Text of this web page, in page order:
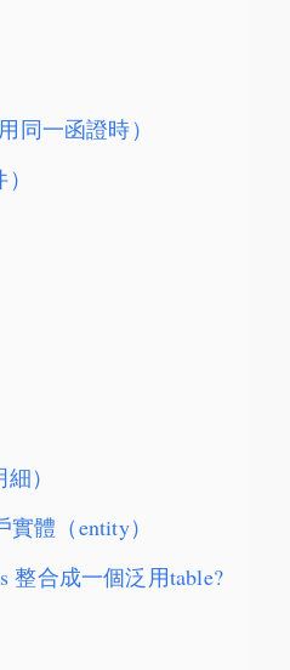
同一函證時）
）
體（entity）
整合成一個泛用table?